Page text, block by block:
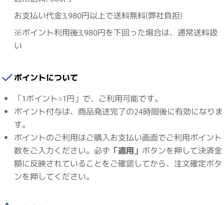
お支払い代金3,980円以上で送料無料(弊社負担)
※ポイント利用後3,980円を下回った場合は、通常送料扱
い
ポイントについて
「1ポイント=1円」で、ご利用可能です。
ポイント付与は、商品発送完了の24時間後に有効になりま
す。
ポイントのご利用はご購入お支払い画面でご利用ポイント
数をご入力ください。必ず 「適用」 ボタンを押して決済金
額に反映されていることをご確認してから、注文確定ボタ
ンを押してください。